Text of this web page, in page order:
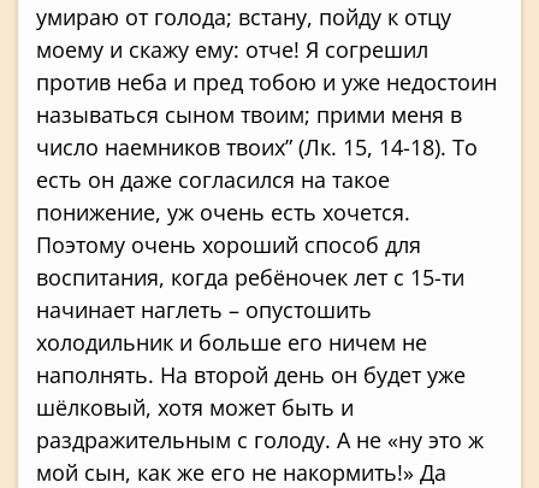
умираю от голода; встану, пойду к отцу
моему и скажу ему: отче! Я согрешил
против неба и пред тобою и уже недостоин
называться сыном твоим; прими меня в
число наемников твоих” (Лк. 15, 14-18). То
есть он даже согласился на такое
понижение, уж очень есть хочется.
Поэтому очень хороший способ для
воспитания, когда ребёночек лет с 15-ти
начинает наглеть – опустошить
холодильник и больше его ничем не
наполнять. На второй день он будет уже
шёлковый, хотя может быть и
раздражительным с голоду. А не «ну это ж
мой сын, как же его не накормить!» Да